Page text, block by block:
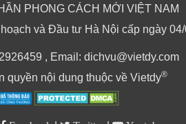
PHONG CÁCH MỚI VIỆT NAM
và Đầu tư Hà Nội cấp ngày
, Email: dichvu@vietdy.com
quyền nội dung thuộc về Vietdy®